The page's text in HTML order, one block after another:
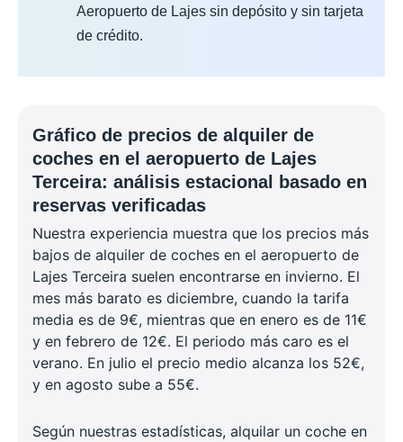
Aeropuerto de Lajes sin depósito y sin tarjeta
de crédito.
Gráfico de precios de alquiler de
coches en el aeropuerto de Lajes
Terceira: análisis estacional basado en
reservas verificadas
Nuestra experiencia muestra que los precios más
bajos de alquiler de coches en el aeropuerto de
Lajes Terceira suelen encontrarse en invierno. El
mes más barato es diciembre, cuando la tarifa
media es de 9€, mientras que en enero es de 11€
y en febrero de 12€. El periodo más caro es el
verano. En julio el precio medio alcanza los 52€,
y en agosto sube a 55€.
Según nuestras estadísticas, alquilar un coche en